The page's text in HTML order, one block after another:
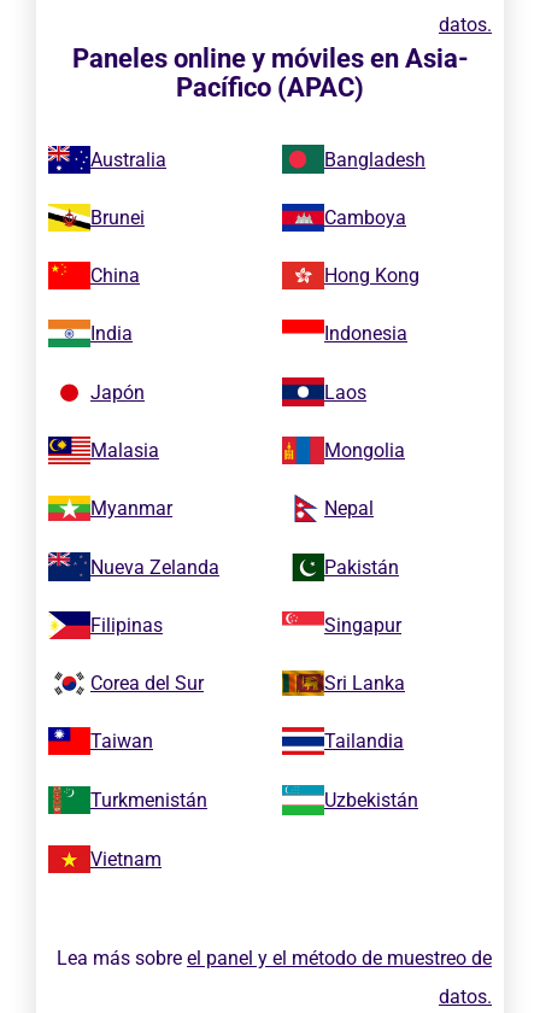
datos.
Paneles online y móviles en Asia-
Pacífico (APAC)
Australia Bangladesh
Brunei Camboya
China Hong Kong
India Indonesia
Japón Laos
Malasia Mongolia
Myanmar Nepal
Nueva Zelanda Pakistán
Filipinas Singapur
Corea del Sur Sri Lanka
Taiwan Tailandia
Turkmenistán Uzbekistán
Vietnam
Lea más sobre el panel y el método de muestreo de
datos.